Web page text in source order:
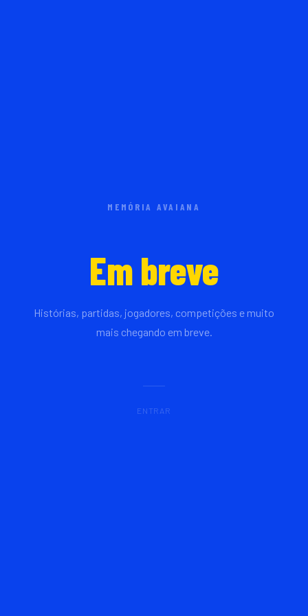
MEMÓRIA AVAIANA
Em breve
Histórias, partidas, jogadores, competições e muito
mais chegando em breve.
ENTRAR